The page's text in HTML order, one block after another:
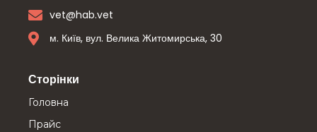
vet@hab.vet
м. Київ, вул. Велика Житомирська, 30
Сторінки
Головна
Прайс